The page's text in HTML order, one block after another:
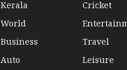
Kerala
World
Business
Auto
Cricket
Travel
Leisure